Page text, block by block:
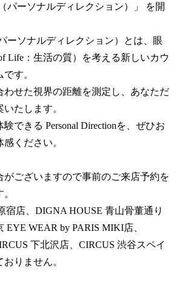
一覧
（パーソナルディレクション）」 を開
ーソナルディレクション）とは、眼
Life：生活の質）を考える新しいカウ
です。
わせた視界の距離を測定し、あなただ
たします。
できる Personal Directionを、ぜひお
ください。
ございますので事前のご来店予約を
。
店、DIGNA HOUSE 青山骨董通り
EYE WEAR by PARIS MIKI店、
下北沢店、CIRCUS 渋谷スペイ
りません。